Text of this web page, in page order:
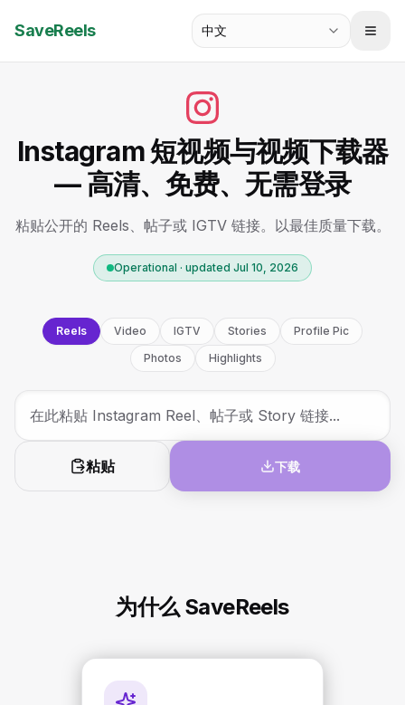
SaveReels 中文
Instagram 短视频与视频下载器
— 高清、免费、无需登录
粘贴公开的 Reels、帖子或 IGTV 链接。以最佳质量下载。
Operational · updated Jul 10, 2026
Reels Video IGTV Stories
Profile Pic
Photos
Highlights
粘贴 下载
为什么 SaveReels